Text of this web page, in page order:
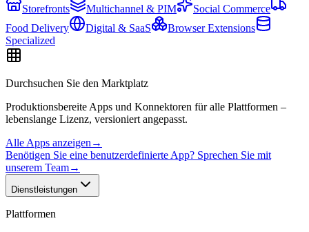
Storefronts
Multichannel & PIM
Social Commerce
Food Delivery
Digital & SaaS
Browser Extensions
Specialized
Durchsuchen Sie den Marktplatz
Produktionsbereite Apps und Konnektoren für alle Plattformen –
lebenslange Lizenz, versioniert angepasst.
Alle Apps anzeigen →
Benötigen Sie eine benutzerdefinierte App? Sprechen Sie mit
unserem Team→
Dienstleistungen
Plattformen